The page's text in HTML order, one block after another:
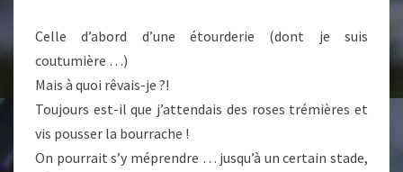
Celle d’abord d’une étourderie (dont je suis
coutumière …)
Mais à quoi rêvais-je ?!
Toujours est-il que j’attendais des roses trémières et
vis pousser la bourrache !
On pourrait s’y méprendre … jusqu’à un certain stade,